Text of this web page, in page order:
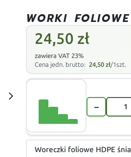
WORKI
24,50 zł
zawiera VAT 23%
Cena jedn. brutto: 24,50zł/1szt.
−
Woreczki foliowe HDPE